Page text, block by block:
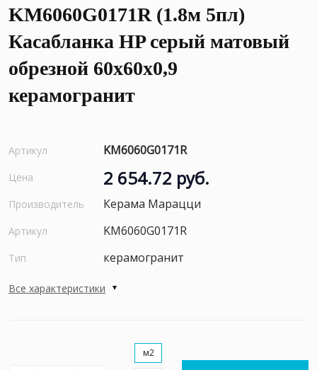
KM6060G0171R (1.8м 5пл)
Касабланка HP серый матовый
обрезной 60x60x0,9
керамогранит
Артикул KM6060G0171R
Цена 2 654.72 руб.
Производитель Керама Марацци
Артикул KM6060G0171R
Тип керамогранит
Все характеристики
м2